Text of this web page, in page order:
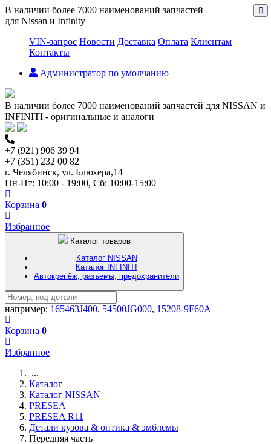
В наличии более 7000 наименований запчастей
для Nissan и Infinity
VIN-запрос Новости Доставка Оплата Клиентам
Контакты
Администратор по умолчанию
В наличии более 7000 наименований запчастей для NISSAN и
INFINITI - оригинальные и аналоги
+7 (921) 906 39 94
+7 (351) 232 00 82
г. Челябинск, ул. Блюхера,14
Пн-Пт: 10:00 - 19:00, Сб: 10:00-15:00
Корзина 0
Избранное
Каталог товаров
Каталог NISSAN
Каталог INFINITI
Автокрепёж, разъемы, предохранители
например: 165463J400, 54500JG000, 15208-9F60A
Корзина 0
Избранное
...
Каталог
Каталог NISSAN
PRESEA
PRESEA R11
Детали кузова & оптика & эмблемы
Передняя часть